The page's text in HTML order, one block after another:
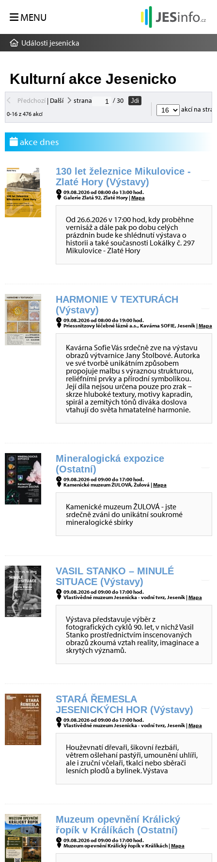
MENU
Události jesenicka
Kulturní akce Jesenicko
Předchozí| Další strana / 30
Jdi
0-16 z 476 akcí
akcí na
akce dnes
130 let železnice Mikulovice -
Zlaté Hory (Výstavy)
09.08.2026 od 08:00 do 13:00 hod.
Galerie Zlatá 92, Zlaté Hory |Mapa
Od 26.6.2026 v 17:00 hod, kdy proběhne
vernisáž a dále pak po dobu celých
prázdnin bude ke shlédnutí výstava o
historii a také současnosti Lokálky č. 297
Mikulovice - Zlaté Hory
HARMONIE V TEXTURÁCH
(Výstavy)
09.08.2026 od 08:00 do 19:00 hod.
Priessnitzovy léčebné lázně a.s., Kavárna SOFIE, Jeseník |Mapa
Kavárna Sofie Vás srdečně zve na výstavu
obrazů výtvarnice Jany Štolbové. Autorka
ve své tvorbě unikátním způsobem
propojuje malbu s výraznou strukturou,
reliéfními prvky a přírodní symbolikou.
Její díla nejsou určena pouze pro zrak –
skrze hluboké textury, motivy kapradin,
spirál a zemitých tónů diváka doslova
vtahují do světa hmatatelné harmonie.
Mineralogická expozice
(Ostatní)
09.08.2026 od 09:00 do 17:00 hod.
Kamenické muzeum ŽULOVÁ, Žulová |Mapa
Kamenické muzeum ŽULOVÁ - jste
srdečně zváni do unikátní soukromé
mineralogické sbírky
VASIL STANKO – MINULÉ
SITUACE (Výstavy)
09.08.2026 od 09:00 do 17:00 hod.
Vlastivědné muzeum Jesenicka - vodní tvrz, Jeseník |Mapa
Výstava představuje výběr z
fotografických cyklů 90. let, v nichž Vasil
Stanko prostřednictvím inscenovaných
obrazů zkoumá vztah reality, imaginace a
skrytých významů.
STARÁ ŘEMESLA
JESENICKÝCH HOR (Výstavy)
09.08.2026 od 09:00 do 17:00 hod.
Vlastivědné muzeum Jesenicka - vodní tvrz, Jeseník |Mapa
Houževnatí dřevaři, šikovní řezbáři,
větrem ošlehaní pastýři, umounění uhlíři,
ale i zruční včelaři, tkalci nebo sběrači
lesních plodů a bylinek. Výstava
Muzeum opevnění Králický
řopík v Králíkách (Ostatní)
09.08.2026 od 09:00 do 17:00 hod.
Muzeum opevnění Králický řopík v Králíkách |Mapa